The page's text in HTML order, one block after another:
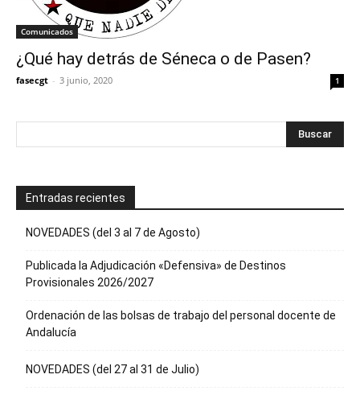
Comunicados
¿Qué hay detrás de Séneca o de Pasen?
fasecgt - 3 junio, 2020 1
Entradas recientes
NOVEDADES (del 3 al 7 de Agosto)
Publicada la Adjudicación «Defensiva» de Destinos
Provisionales 2026/2027
Ordenación de las bolsas de trabajo del personal docente de
Andalucía
NOVEDADES (del 27 al 31 de Julio)